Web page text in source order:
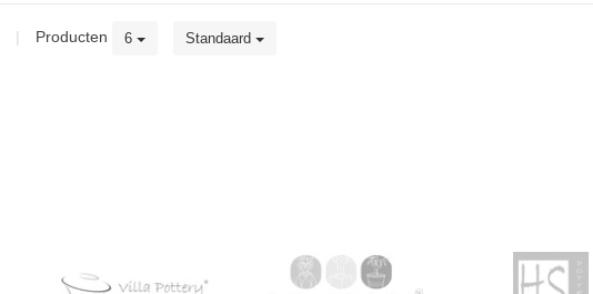
| Producten 6 Standaard